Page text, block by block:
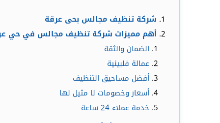
شركة تنظيف مجالس بحى عرقة
أهم مميزات شركة تنظيف مجالس في حي
الضمان والثقة
عمالة فلبينية
أفضل مساحيق التنظيف
أسعار وخصومات لا مثيل لها
خدمة عملاء 24 ساعة